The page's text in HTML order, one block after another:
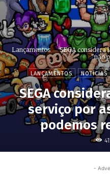
Lançamentos
SEGA considera
"não
LANÇAMENTOS NOTÍCIAS
SEGA
serviço por
podemos
-